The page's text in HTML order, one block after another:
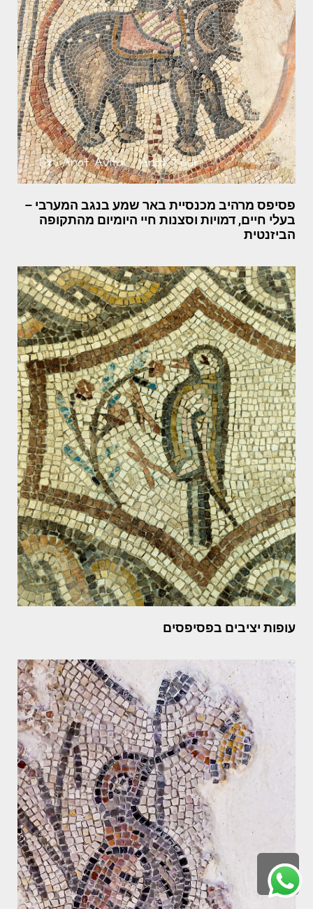
פסיפס מרהיב מכנסיית באר שמע בנגב המערבי –
בעלי חיים, דמויות וסצנות חיי היומיום מהתקופה
הביזנטית
עופות יציבים בפסיפסים